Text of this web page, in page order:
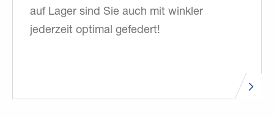
auf Lager sind Sie auch mit winkler
jederzeit optimal gefedert!